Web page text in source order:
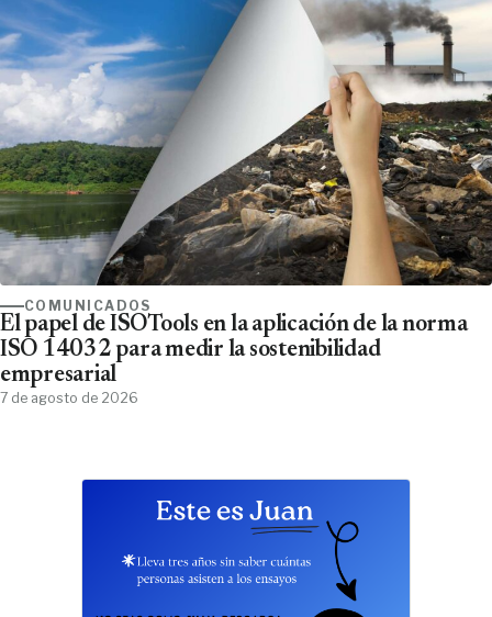
COMUNICADOS
El papel de ISOTools en la aplicación de la norma
ISO 14032 para medir la sostenibilidad
empresarial
7 de agosto de 2026